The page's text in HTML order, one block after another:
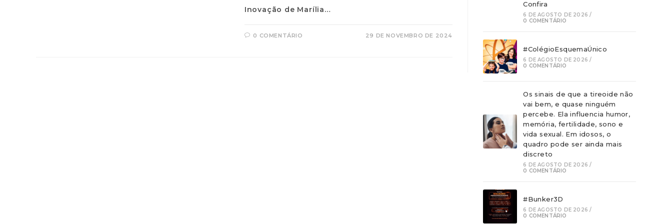
Inovação de Marília…
0 COMENTÁRIO 29 DE NOVEMBRO DE 2024
Confira
6 DE AGOSTO DE 2026 /
0 COMENTÁRIO
#ColégioEsquemaÚnico
6 DE AGOSTO DE 2026 /
0 COMENTÁRIO
Os sinais de que a tireoide não
vai bem, e quase ninguém
percebe. Ela influencia humor,
memória, fertilidade, sono e
vida sexual. Em idosos, o
quadro pode ser ainda mais
discreto
6 DE AGOSTO DE 2026 /
0 COMENTÁRIO
#Bunker3D
6 DE AGOSTO DE 2026 /
0 COMENTÁRIO